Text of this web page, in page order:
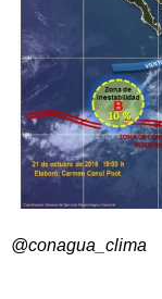
@conagua_clima